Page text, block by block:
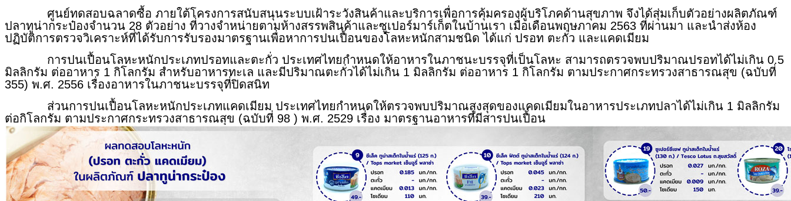
ศูนย์ทดสอบฉลาดซื้อ ภายใต้โครงการสนับสนุนระบบเฝ้าระวังสินค้าและบริการเพื่อการคุ้มครองผู้บริโภคด้านสุขภาพ จึงได้สุ่มเก็บตัวอย่างผลิตภัณฑ์
ปลาทูน่ากระป๋องจำนวน 28 ตัวอย่าง ที่วางจำหน่ายตามห้างสรรพสินค้าและซูเปอร์มาร์เก็ตในบ้านเรา เมื่อเดือนพฤษภาคม 2563 ที่ผ่านมา และนำส่งห้อง
ปฏิบัติการตรวจวิเคราะห์ที่ได้รับการรับรองมาตรฐานเพื่อหาการปนเปื้อนของโลหะหนักสามชนิด ได้แก่ ปรอท ตะกั่ว และแคดเมียม
การปนเปื้อนโลหะหนักประเภทปรอทและตะกั่ว ประเทศไทยกำหนดให้อาหารในภาชนะบรรจุที่เป็นโลหะ สามารถตรวจพบปริมาณปรอทได้ไม่เกิน 0.5
มิลลิกรัม ต่ออาหาร 1 กิโลกรัม สำหรับอาหารทะเล และมีปริมาณตะกั่วได้ไม่เกิน 1 มิลลิกรัม ต่ออาหาร 1 กิโลกรัม ตามประกาศกระทรวงสาธารณสุข (ฉบับที่
355) พ.ศ. 2556 เรื่องอาหารในภาชนะบรรจุที่ปิดสนิท
ส่วนการปนเปื้อนโลหะหนักประเภทแคดเมียม ประเทศไทยกำหนดให้ตรวจพบปริมาณสูงสุดของแคดเมียมในอาหารประเภทปลาได้ไม่เกิน 1 มิลลิกรัม
ต่อกิโลกรัม ตามประกาศกระทรวงสาธารณสุข (ฉบับที่ 98 ) พ.ศ. 2529 เรื่อง มาตรฐานอาหารที่มีสารปนเปื้อน